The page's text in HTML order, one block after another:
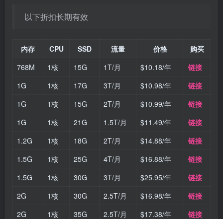
以下折扣长期有效
内存 CPU SSD 流量 价格
购买
768M
1核 15G 1T/月 $10.18/年
链接
1G
1核 17G 3T/月 $10.98/年
链接
1G
1核 15G 2T/月 $10.99/年
链接
1G
1核 21G 1.5T/月 $11.49/年
链接
1.2G
1核 18G 2T/月 $14.88/年
链接
1.5G
1核 25G 4T/月 $16.88/年
链接
1.5G
1核 30G 3T/月 $25.95/年
链接
2G
1核 30G 2.5T/月 $16.98/年
链接
2G
1核 35G 2.5T/月 $17.38/年
链接